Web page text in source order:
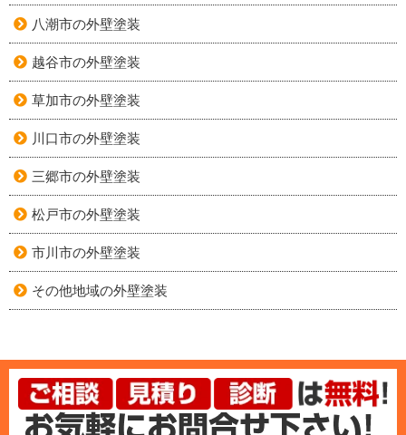
八潮市の外壁塗装
越谷市の外壁塗装
草加市の外壁塗装
川口市の外壁塗装
三郷市の外壁塗装
松戸市の外壁塗装
市川市の外壁塗装
その他地域の外壁塗装